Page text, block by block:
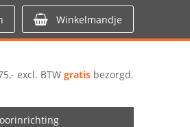
Winkelmandje
excl. BTW gratis bezorgd.